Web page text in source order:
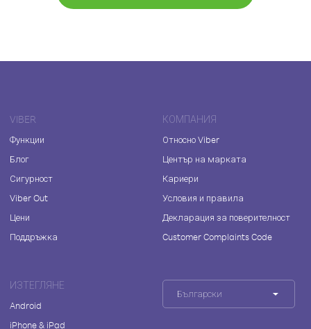
VIBER
Функции
Блог
Сигурност
Viber Out
Цени
Поддръжка
КОМПАНИЯ
Относно Viber
Център на марката
Кариери
Условия и правила
Декларация за поверителност
Customer Complaints Code
ИЗТЕГЛЯНЕ
Android
iPhone & iPad
Български